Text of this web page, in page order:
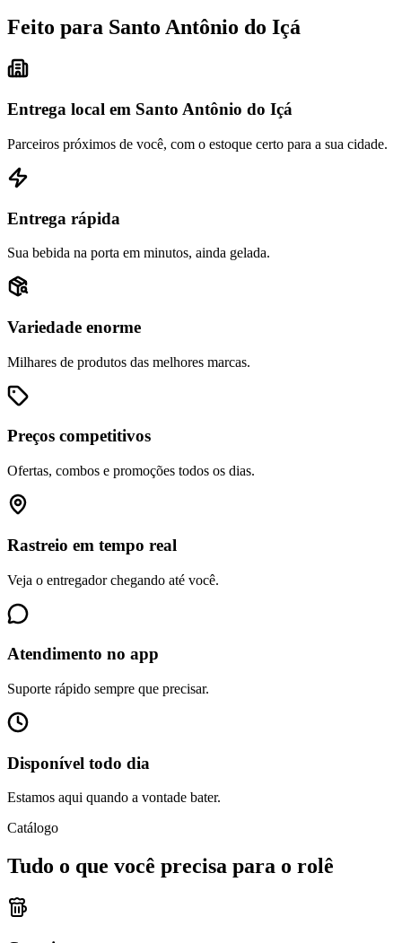
Feito para Santo Antônio do Içá
Entrega local em Santo Antônio do Içá
Parceiros próximos de você, com o estoque certo para a sua cidade.
Entrega rápida
Sua bebida na porta em minutos, ainda gelada.
Variedade enorme
Milhares de produtos das melhores marcas.
Preços competitivos
Ofertas, combos e promoções todos os dias.
Rastreio em tempo real
Veja o entregador chegando até você.
Atendimento no app
Suporte rápido sempre que precisar.
Disponível todo dia
Estamos aqui quando a vontade bater.
Catálogo
Tudo o que você precisa para o rolê